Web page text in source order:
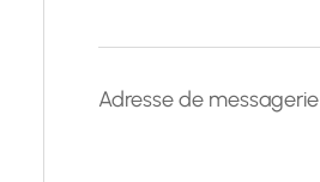
Adresse de messagerie